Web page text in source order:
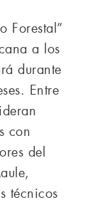
Forestal”
a los
durante
Entre
con
del
técnicos